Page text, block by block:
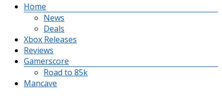
Home
News
Deals
Xbox Releases
Reviews
Gamerscore
Road to 85k
Mancave